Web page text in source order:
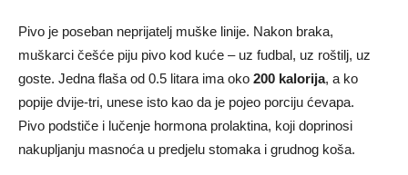
Pivo je poseban neprijatelj muške linije. Nakon braka,
muškarci češće piju pivo kod kuće – uz fudbal, uz roštilj, uz
goste. Jedna flaša od 0.5 litara ima oko 200 kalorija, a ko
popije dvije-tri, unese isto kao da je pojeo porciju ćevapa.
Pivo podstiče i lučenje hormona prolaktina, koji doprinosi
nakupljanju masnoća u predjelu stomaka i grudnog koša.